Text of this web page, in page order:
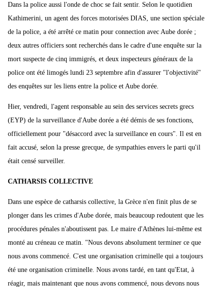
Dans la police aussi l'onde de choc se fait sentir. Selon le quotidien
Kathimerini, un agent des forces motorisées DIAS, une section spéciale
de la police, a été arrêté ce matin pour connection avec Aube dorée ;
deux autres officiers sont recherchés dans le cadre d'une enquête sur la
mort suspecte de cinq immigrés, et deux inspecteurs généraux de la
police ont été limogés lundi 23 septembre afin d'assurer "l'objectivité"
des enquêtes sur les liens entre la police et Aube dorée.
Hier, vendredi, l'agent responsable au sein des services secrets grecs
(EYP) de la surveillance d'Aube dorée a été démis de ses fonctions,
officiellement pour "désaccord avec la surveillance en cours". Il est en
fait accusé, selon la presse grecque, de sympathies envers le parti qu'il
était censé surveiller.
CATHARSIS COLLECTIVE
Dans une espèce de catharsis collective, la Grèce n'en finit plus de se
plonger dans les crimes d'Aube dorée, mais beaucoup redoutent que les
procédures pénales n'aboutissent pas. Le maire d'Athènes lui-même est
monté au créneau ce matin. "Nous devons absolument terminer ce que
nous avons commencé. C'est une organisation criminelle qui a toujours
été une organisation criminelle. Nous avons tardé, en tant qu'Etat, à
réagir, mais maintenant que nous avons commencé, nous devons nous